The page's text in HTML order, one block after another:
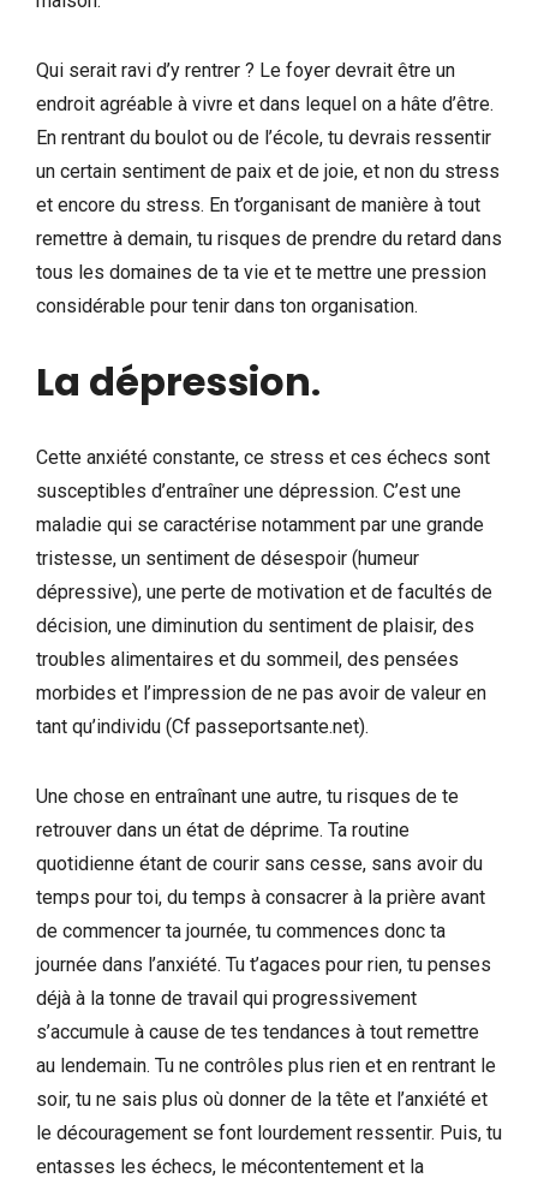
Qui serait ravi d’y rentrer ? Le foyer devrait être un
endroit agréable à vivre et dans lequel on a hâte d’être.
En rentrant du boulot ou de l’école, tu devrais ressentir
un certain sentiment de paix et de joie, et non du stress
et encore du stress. En t’organisant de manière à tout
remettre à demain, tu risques de prendre du retard dans
tous les domaines de ta vie et te mettre une pression
considérable pour tenir dans ton organisation.
La dépression.
Cette anxiété constante, ce stress et ces échecs sont
susceptibles d’entraîner une dépression. C’est une
maladie qui se caractérise notamment par une grande
tristesse, un sentiment de désespoir (humeur
dépressive), une perte de motivation et de facultés de
décision, une diminution du sentiment de plaisir, des
troubles alimentaires et du sommeil, des pensées
morbides et l’impression de ne pas avoir de valeur en
tant qu’individu (Cf passeportsante.net).
Une chose en entraînant une autre, tu risques de te
retrouver dans un état de déprime. Ta routine
quotidienne étant de courir sans cesse, sans avoir du
temps pour toi, du temps à consacrer à la prière avant
de commencer ta journée, tu commences donc ta
journée dans l’anxiété. Tu t’agaces pour rien, tu penses
déjà à la tonne de travail qui progressivement
s’accumule à cause de tes tendances à tout remettre
au lendemain. Tu ne contrôles plus rien et en rentrant le
soir, tu ne sais plus où donner de la tête et l’anxiété et
le découragement se font lourdement ressentir. Puis, tu
entasses les échecs, le mécontentement et la